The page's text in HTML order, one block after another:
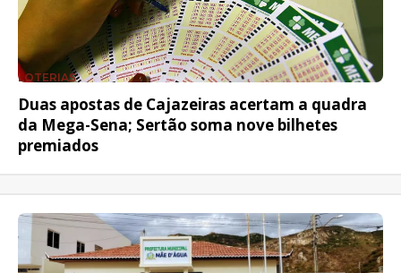
LOTERIAS
Duas apostas de Cajazeiras acertam a quadra
da Mega-Sena; Sertão soma nove bilhetes
premiados